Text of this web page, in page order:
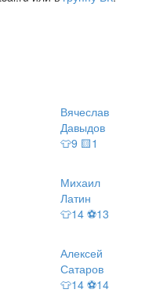
Вячеслав
Давыдов
👕9 🟨1
Михаил
Латин
👕14 ⚽13
Алексей
Сатаров
👕14 ⚽14